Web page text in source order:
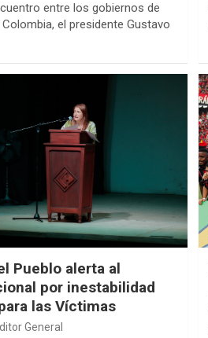
entre los gobiernos de
el presidente Gustavo
Pueblo alerta al
por inestabilidad
las Víctimas
General